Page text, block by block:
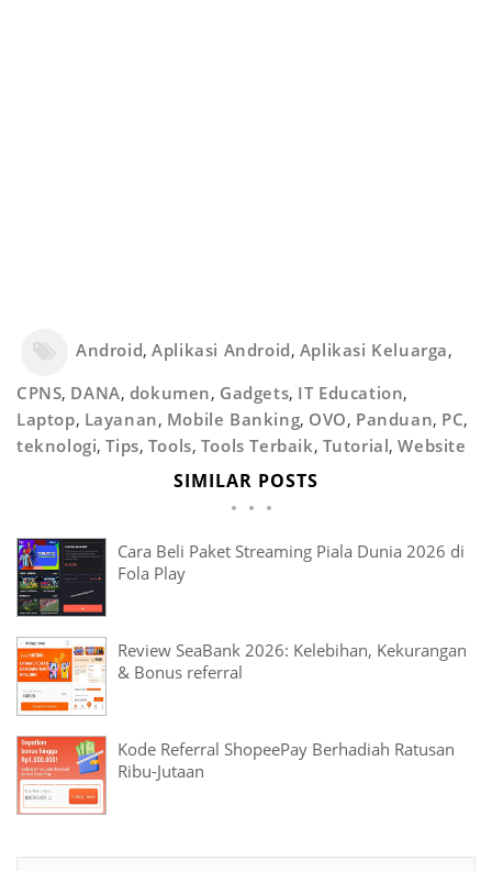
Android,Aplikasi Android, Aplikasi Keluarga,
CPNS, DANA, dokumen, Gadgets, IT Education,
Laptop, Layanan, Mobile Banking, OVO, Panduan, PC,
teknologi,Tips, Tools, Tools Terbaik, Tutorial,Website
SIMILAR POSTS
Cara Beli Paket Streaming Piala Dunia 2026 di
Fola Play
Review SeaBank 2026: Kelebihan, Kekurangan
& Bonus referral
Kode Referral ShopeePay Berhadiah Ratusan
Ribu-Jutaan